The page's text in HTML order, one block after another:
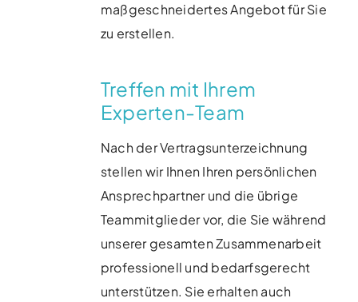
maßgeschneidertes Angebot für Sie
zu erstellen.
Treffen mit Ihrem
Experten-Team
Nach der Vertragsunterzeichnung
stellen wir Ihnen Ihren persönlichen
Ansprechpartner und die übrige
Teammitglieder vor, die Sie während
unserer gesamten Zusammenarbeit
professionell und bedarfsgerecht
unterstützen. Sie erhalten auch